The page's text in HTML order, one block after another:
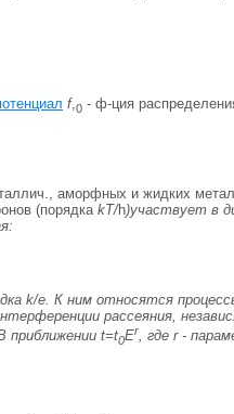
f, 0 - ф-ция
аморфных и жидких
(порядка kT/h)участвует в
k/e . К ним относятся
рассеяния,
приближении t=t0Er, где r-